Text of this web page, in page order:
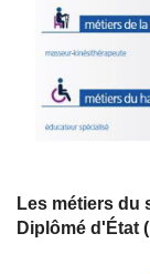
Les métiers du
Diplômé d'État